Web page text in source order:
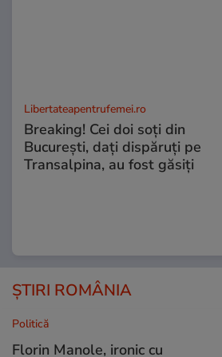
Libertateapentrufemei.ro
Breaking! Cei doi soți din
București, dați dispăruți pe
Transalpina, au fost găsiți
ȘTIRI ROMÂNIA
Politică
Florin Manole, ironic cu